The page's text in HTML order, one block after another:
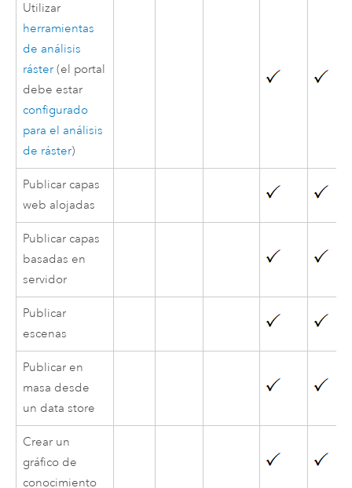
Utilizar
herramientas
de análisis
ráster (el portal
debe estar
configurado
para el análisis
de ráster)
Publicar capas
web alojadas
Publicar capas
basadas en
servidor
Publicar
escenas
Publicar en
masa desde
un data store
Crear un
gráfico de
conocimiento